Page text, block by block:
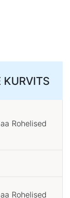
KURVITS
Rohelised
Rohelised